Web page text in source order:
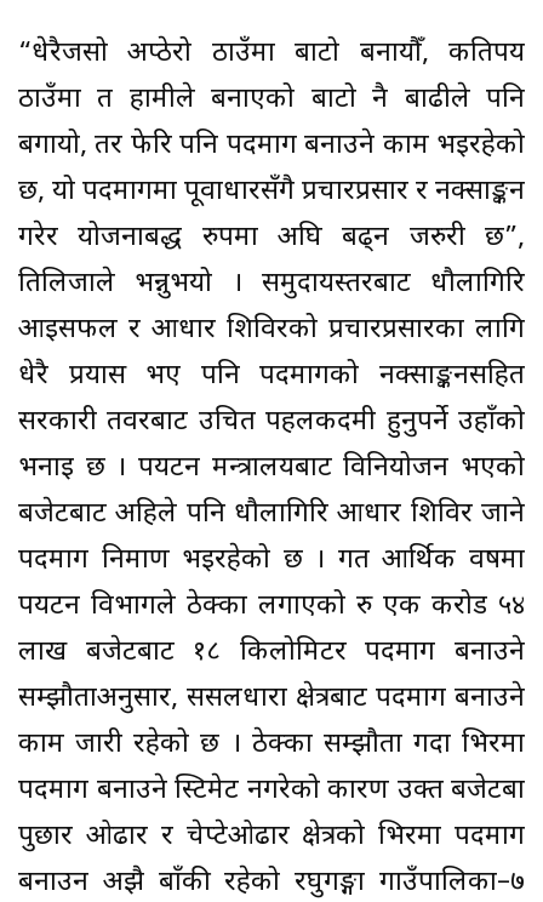
“धेरैजसो अप्ठेरो ठाउँमा बाटो बनायौँ, कतिपय
ठाउँमा त हामीले बनाएको बाटो नै बाढीले पनि
बगायो, तर फेरि पनि पदमार्ग बनाउने काम भइरहेको
छ, यो पदमार्गमा पूर्वाधारसँगै प्रचारप्रसार र नक्साङ्कन
गरेर योजनाबद्ध रुपमा अघि बढ्न जरुरी छ”,
तिलिजाले भन्नुभयो । समुदायस्तरबाट धौलागिरि
आइसफल र आधार शिविरको प्रचारप्रसारका लागि
धेरै प्रयास भए पनि पदमार्गको नक्साङ्कनसहित
सरकारी तवरबाट उचित पहलकदमी हुनुपर्ने उहाँको
भनाइ छ । पर्यटन मन्त्रालयबाट विनियोजन भएको
बजेटबाट अहिले पनि धौलागिरि आधार शिविर जाने
पदमार्ग निर्माण भइरहेको छ । गत आर्थिक वर्षमा
पर्यटन विभागले ठेक्का लगाएको रु एक करोड ५४
लाख बजेटबाट १८ किलोमिटर पदमार्ग बनाउने
सम्झौताअनुसार, ससलधारा क्षेत्रबाट पदमार्ग बनाउने
काम जारी रहेको छ । ठेक्का सम्झौता गर्दा भिरमा
पदमार्ग बनाउने स्टिमेट नगरेको कारण उक्त बजेटबा
पुछार ओढार र चेप्टेओढार क्षेत्रको भिरमा पदमार्ग
बनाउन अझै बाँकी रहेको रघुगङ्गा गाउँपालिका–७